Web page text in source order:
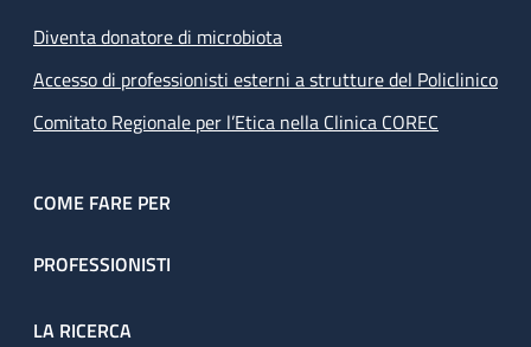
Diventa donatore di microbiota
Accesso di professionisti esterni a strutture del Policlinico
Comitato Regionale per l’Etica nella Clinica COREC
COME FARE PER
PROFESSIONISTI
LA RICERCA